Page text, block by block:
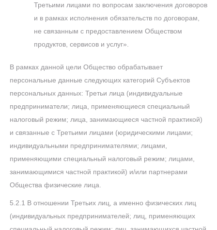
Третьими лицами по вопросам заключения договоров
и в рамках исполнения обязательств по договорам,
не связанным с предоставлением Обществом
продуктов, сервисов и услуг».
В рамках данной цели Общество обрабатывает
персональные данные следующих категорий Субъектов
персональных данных: Третьи лица (индивидуальные
предприниматели; лица, применяющиеся специальный
налоговый режим; лица, занимающиеся частной практикой)
и связанные с Третьими лицами (юридическими лицами;
индивидуальными предпринимателями; лицами,
применяющими специальный налоговый режим; лицами,
занимающимися частной практикой) и/или партнерами
Общества физические лица.
5.2.1 В отношении Третьих лиц, а именно физических лиц
(индивидуальных предпринимателей; лиц, применяющих